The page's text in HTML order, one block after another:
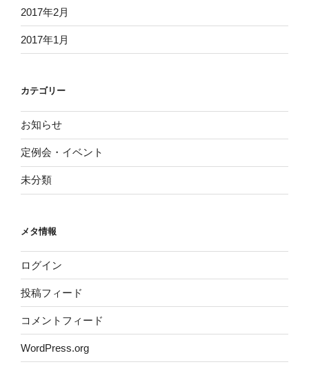
2017年2月
2017年1月
カテゴリー
お知らせ
定例会・イベント
未分類
メタ情報
ログイン
投稿フィード
コメントフィード
WordPress.org